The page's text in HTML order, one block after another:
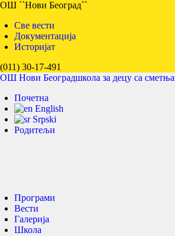
ОШ ``Нови Београд``
Све вести
Документација
Историјат
(011) 30-17-491
ОШ Нови Београдшкола за децу са
Почетна
English
Srpski
Родитељи
Програми
Вести
Галерија
Школа